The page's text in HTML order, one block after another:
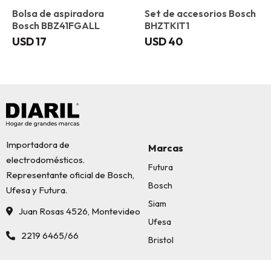
Bolsa de aspiradora
Bosch BBZ41FGALL
USD17
Set de accesorios Bosch
BHZTKIT1
USD40
Importadora de
electrodomésticos.
Representante oficial de Bosch,
Ufesa y Futura.
Juan Rosas 4526, Montevideo
2219 6465/66
Marcas
Futura
Bosch
Siam
Ufesa
Bristol